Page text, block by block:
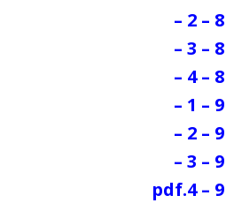
–
–
–
–
–
–